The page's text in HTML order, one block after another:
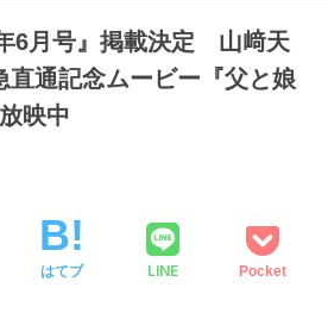
6月号』掲載決定 山﨑天
直通記念ムービー『父と娘
映中
はてブ LINE Pocket